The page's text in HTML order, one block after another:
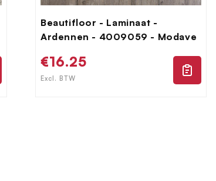
Beautifloor - Laminaat -
Ardennen - 4009059 - Modave
Normale
prijs
€16.25
Excl. BTW